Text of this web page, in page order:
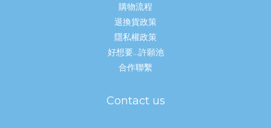
購物流程
退換貨政策
隱私權政策
好想要...許願池
合作聯繫
Contact us